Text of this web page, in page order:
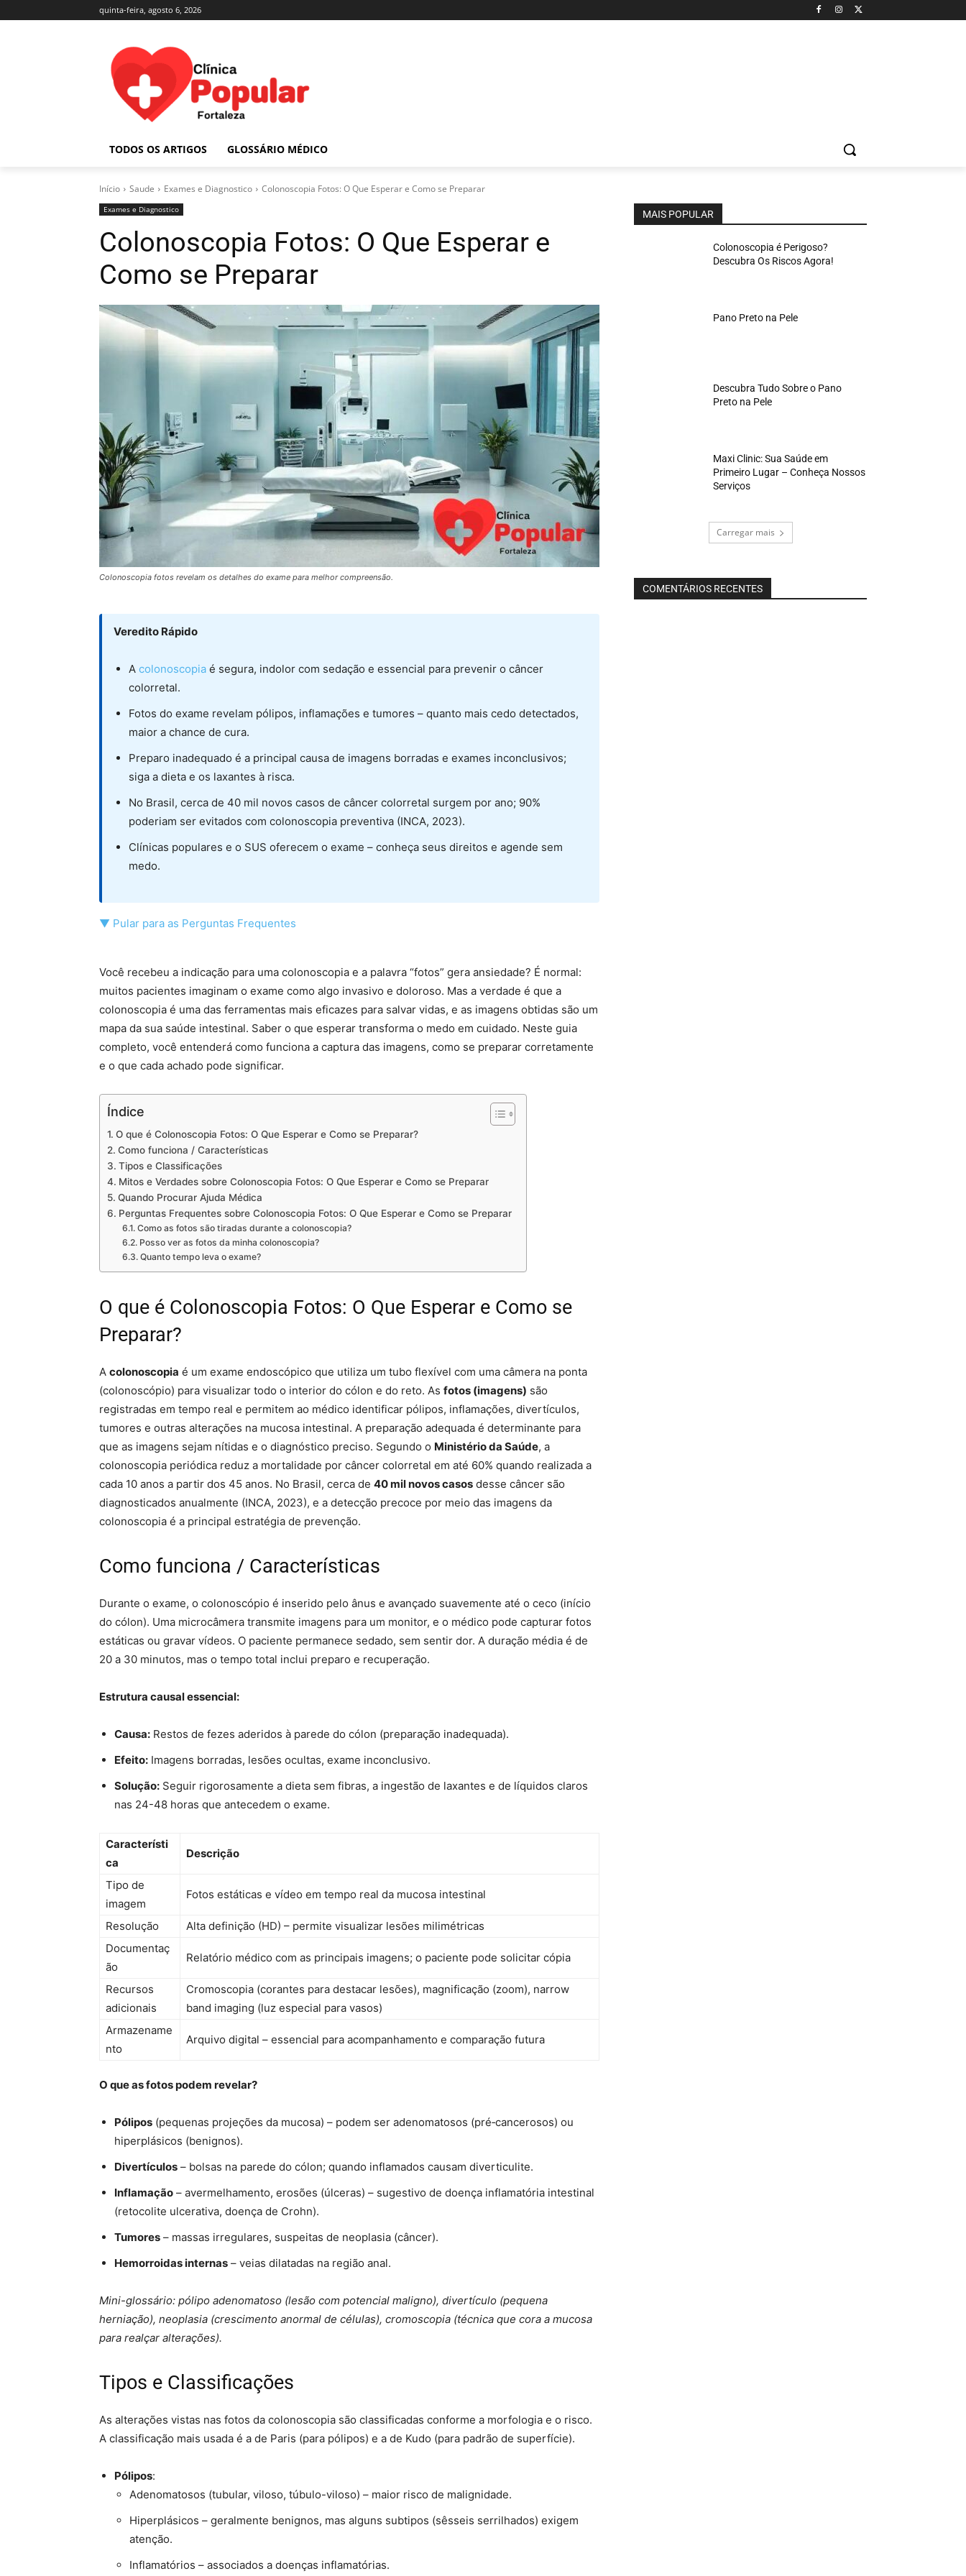
quinta-feira, agosto 6, 2026
TODOS OS ARTIGOS GLOSSÁRIO MÉDICO
Início Saude Exames e Diagnostico Colonoscopia Fotos: O Que Esperar e Como se Preparar
Exames e Diagnostico
Colonoscopia Fotos: O Que Esperar e
Como se Preparar
Colonoscopia fotos revelam os detalhes do exame para melhor compreensão.
Veredito Rápido
A colonoscopia é segura, indolor com sedação e essencial para prevenir o câncer
colorretal.
Fotos do exame revelam pólipos, inflamações e tumores – quanto mais cedo detectados,
maior a chance de cura.
Preparo inadequado é a principal causa de imagens borradas e exames inconclusivos;
siga a dieta e os laxantes à risca.
No Brasil, cerca de 40 mil novos casos de câncer colorretal surgem por ano; 90%
poderiam ser evitados com colonoscopia preventiva (INCA, 2023).
Clínicas populares e o SUS oferecem o exame – conheça seus direitos e agende sem
medo.
▼ Pular para as Perguntas Frequentes
Você recebeu a indicação para uma colonoscopia e a palavra “fotos” gera ansiedade? É normal:
muitos pacientes imaginam o exame como algo invasivo e doloroso. Mas a verdade é que a
colonoscopia é uma das ferramentas mais eficazes para salvar vidas, e as imagens obtidas são um
mapa da sua saúde intestinal. Saber o que esperar transforma o medo em cuidado. Neste guia
completo, você entenderá como funciona a captura das imagens, como se preparar corretamente
e o que cada achado pode significar.
Índice
O que é Colonoscopia Fotos: O Que Esperar e Como se Preparar?
Como funciona / Características
Tipos e Classificações
Mitos e Verdades sobre Colonoscopia Fotos: O Que Esperar e Como se Preparar
Quando Procurar Ajuda Médica
Perguntas Frequentes sobre Colonoscopia Fotos: O Que Esperar e Como se Preparar
Como as fotos são tiradas durante a colonoscopia?
Posso ver as fotos da minha colonoscopia?
Quanto tempo leva o exame?
O que é Colonoscopia Fotos: O Que Esperar e Como se
Preparar?
A colonoscopia é um exame endoscópico que utiliza um tubo flexível com uma câmera na ponta
(colonoscópio) para visualizar todo o interior do cólon e do reto. As fotos (imagens) são
registradas em tempo real e permitem ao médico identificar pólipos, inflamações, divertículos,
tumores e outras alterações na mucosa intestinal. A preparação adequada é determinante para
que as imagens sejam nítidas e o diagnóstico preciso. Segundo o Ministério da Saúde, a
colonoscopia periódica reduz a mortalidade por câncer colorretal em até 60% quando realizada a
cada 10 anos a partir dos 45 anos. No Brasil, cerca de 40 mil novos casos desse câncer são
diagnosticados anualmente (INCA, 2023), e a detecção precoce por meio das imagens da
colonoscopia é a principal estratégia de prevenção.
Como funciona / Características
Durante o exame, o colonoscópio é inserido pelo ânus e avançado suavemente até o ceco (início
do cólon). Uma microcâmera transmite imagens para um monitor, e o médico pode capturar fotos
estáticas ou gravar vídeos. O paciente permanece sedado, sem sentir dor. A duração média é de
20 a 30 minutos, mas o tempo total inclui preparo e recuperação.
Estrutura causal essencial:
Causa: Restos de fezes aderidos à parede do cólon (preparação inadequada).
Efeito: Imagens borradas, lesões ocultas, exame inconclusivo.
Solução: Seguir rigorosamente a dieta sem fibras, a ingestão de laxantes e de líquidos claros
nas 24-48 horas que antecedem o exame.
Característi
ca
Descrição
Tipo de
imagem
Fotos estáticas e vídeo em tempo real da mucosa intestinal
Resolução
Alta definição (HD) – permite visualizar lesões milimétricas
Documentaç
ão
Relatório médico com as principais imagens; o paciente pode solicitar cópia
Recursos
adicionais
Cromoscopia (corantes para destacar lesões), magnificação (zoom), narrow
band imaging (luz especial para vasos)
Armazename
nto
Arquivo digital – essencial para acompanhamento e comparação futura
O que as fotos podem revelar?
Pólipos (pequenas projeções da mucosa) – podem ser adenomatosos (pré‑cancerosos) ou
hiperplásicos (benignos).
Divertículos – bolsas na parede do cólon; quando inflamados causam diverticulite.
Inflamação – avermelhamento, erosões (úlceras) – sugestivo de doença inflamatória intestinal
(retocolite ulcerativa, doença de Crohn).
Tumores – massas irregulares, suspeitas de neoplasia (câncer).
Hemorroidas internas – veias dilatadas na região anal.
Mini-glossário: pólipo adenomatoso (lesão com potencial maligno), divertículo (pequena
herniação), neoplasia (crescimento anormal de células), cromoscopia (técnica que cora a mucosa
para realçar alterações).
Tipos e Classificações
As alterações vistas nas fotos da colonoscopia são classificadas conforme a morfologia e o risco.
A classificação mais usada é a de Paris (para pólipos) e a de Kudo (para padrão de superfície).
Pólipos:
Adenomatosos (tubular, viloso, túbulo-viloso) – maior risco de malignidade.
Hiperplásicos – geralmente benignos, mas alguns subtipos (sêsseis serrilhados) exigem
atenção.
Inflamatórios – associados a doenças inflamatórias.
MAIS POPULAR
Colonoscopia é Perigoso?
Descubra Os Riscos Agora!
Pano Preto na Pele
Descubra Tudo Sobre o Pano
Preto na Pele
Maxi Clinic: Sua Saúde em
Primeiro Lugar – Conheça Nossos
Serviços
Carregar mais
COMENTÁRIOS RECENTES